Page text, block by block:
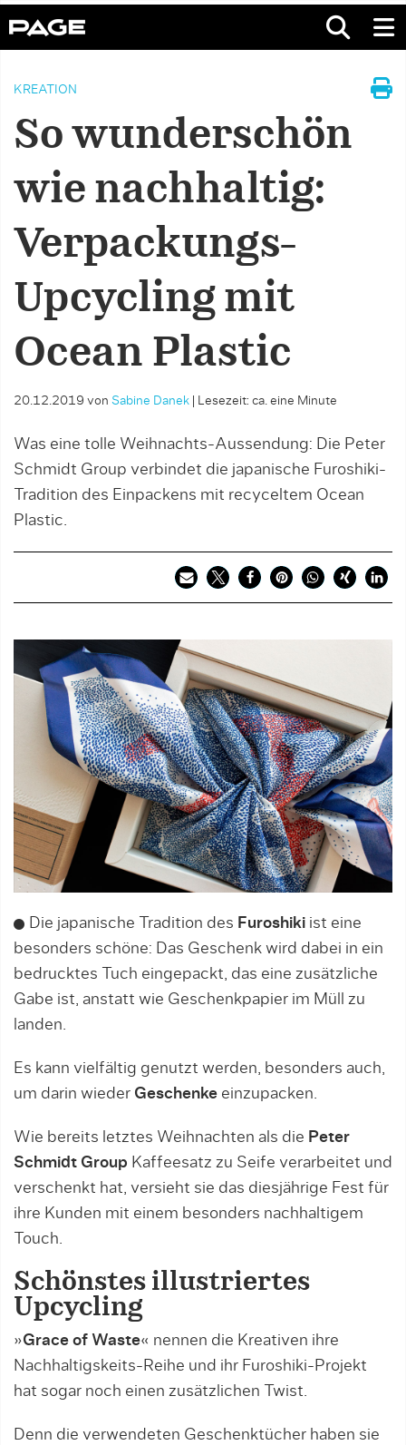
KREATION
So wunderschön
wie nachhaltig:
Verpackungs-
Upcycling mit
Ocean Plastic
20.12.2019 von Sabine Danek Lesezeit: ca. eine Minute
Was eine tolle Weihnachts-Aussendung: Die Peter
Schmidt Group verbindet die japanische Furoshiki-
Tradition des Einpackens mit recyceltem Ocean
Plastic.
Die japanische Tradition des Furoshiki ist eine
besonders schöne: Das Geschenk wird dabei in ein
bedrucktes Tuch eingepackt, das eine zusätzliche
Gabe ist, anstatt wie Geschenkpapier im Müll zu
landen.
Es kann vielfältig genutzt werden, besonders auch,
um darin wieder Geschenke einzupacken.
Wie bereits letztes Weihnachten als die Peter
Schmidt Group Kaffeesatz zu Seife verarbeitet und
verschenkt hat, versieht sie das diesjährige Fest für
ihre Kunden mit einem besonders nachhaltigem
Touch.
Schönstes illustriertes
Upcycling
»Grace of Waste« nennen die Kreativen ihre
Nachhaltigskeits-Reihe und ihr Furoshiki-Projekt
hat sogar noch einen zusätzlichen Twist.
Denn die verwendeten Geschenktücher haben sie